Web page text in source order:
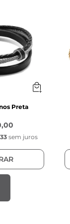
Preta
sem juros